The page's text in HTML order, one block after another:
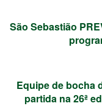
São Sebastião
Equipe de bocha
partida na 26ª